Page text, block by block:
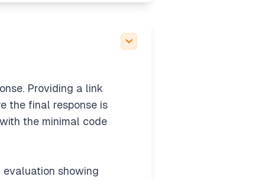
Providing a link
the final response is
the minimal code
showing